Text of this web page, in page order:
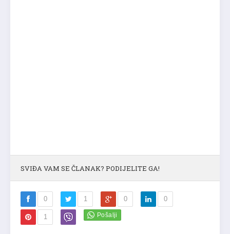
SVIĐA VAM SE ČLANAK? PODIJELITE GA!
0 1 0 0
1